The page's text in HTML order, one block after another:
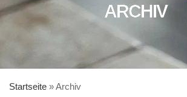
ARCHIV
Startseite »Archiv